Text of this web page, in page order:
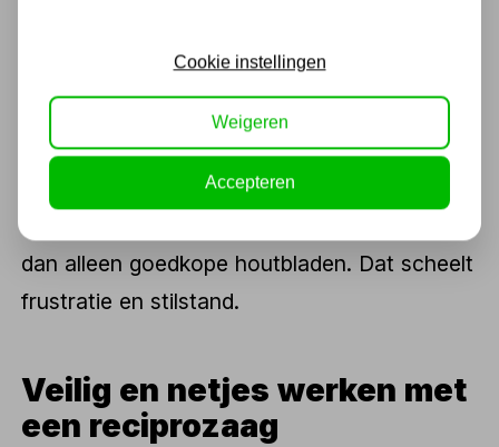
Een herkenbaar voorbeeld: bij renovatiewerk
kom je bijna altijd onverwacht oud
bevestigingsmateriaal tegen. Neem daarom
dan alleen goedkope houtbladen. Dat scheelt
frustratie en stilstand.
Veilig en netjes werken met
een reciprozaag
Cookie instellingen
Weigeren
Accepteren